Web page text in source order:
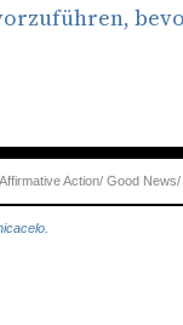
Affirmative Action/ Good News/